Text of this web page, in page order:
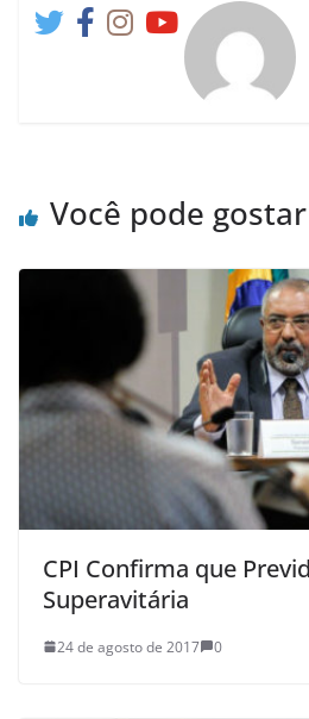
Você pode
CPI Confirma que
Superavitária
24 de agosto de 2017 0